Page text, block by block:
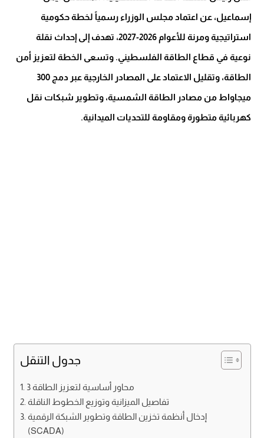
إسماعيل،عن اعتماد مجلس الوزراء رسمياً لخطة حكومية
استراتيجية ومرنة للأعوام 2026-2027، تهدف إلى إحداث نقلة
نوعية في قطاع الطاقة الفلسطيني. وتسعى الخطة لتعزيز أمن
الطاقة، وتقليل الاعتماد على المصادر الخارجية عبر دمج 300
ميجاواط من مصادر الطاقة الشمسية، وتطوير شبكات نقل
كهربائية متطورة ومقاومة للتحديات الميدانية.
جدول التنقل
3 محاور أساسية لتعزيز الطاقة
تفاصيل الميزانية وتوزيع الخطوط الناقلة
إدخال أنظمة تخزين الطاقة وتطوير الشبكة الرقمية
(SCADA)